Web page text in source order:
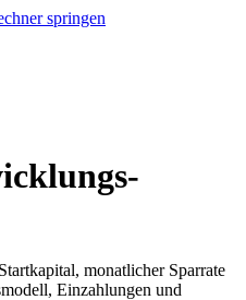
springen
monatlicher Sparrate
Einzahlungen und